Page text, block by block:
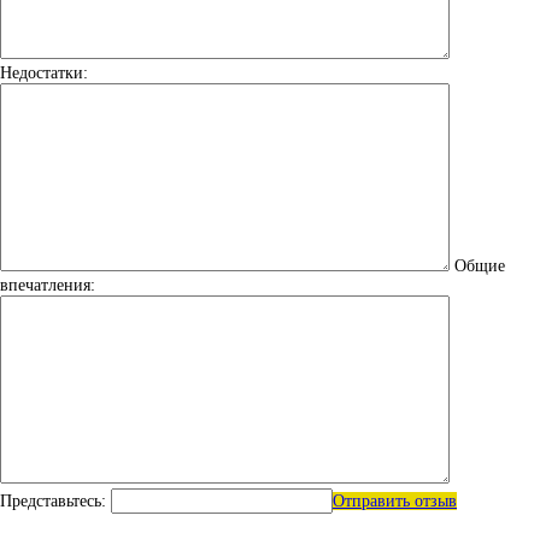
Недостатки:
Общие
впечатления:
Представьтесь: Отправить отзыв